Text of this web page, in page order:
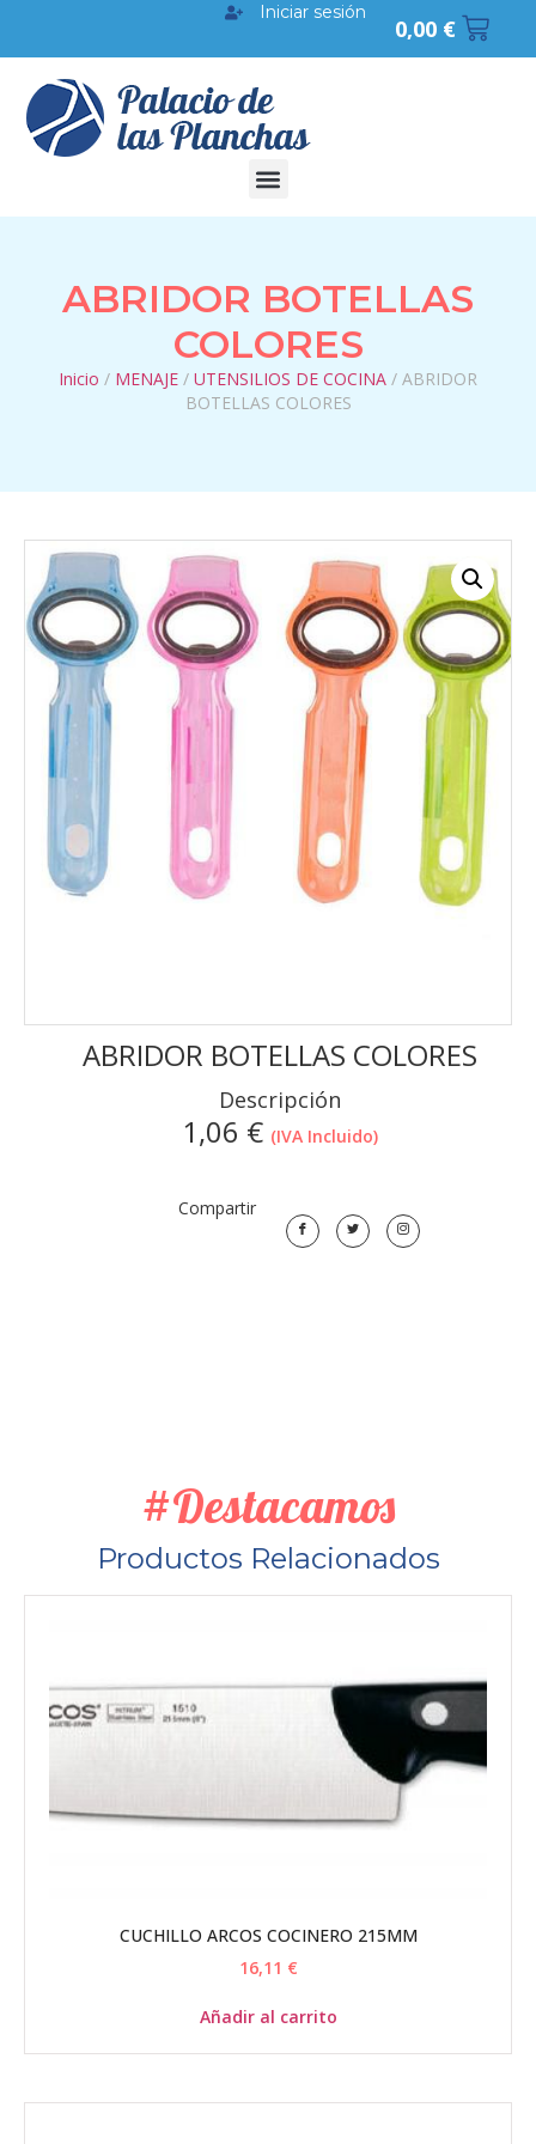
0,00 €
Iniciar sesión
ABRIDOR BOTELLAS
COLORES
Inicio / MENAJE / UTENSILIOS DE COCINA / ABRIDOR
BOTELLAS COLORES
ABRIDOR BOTELLAS COLORES
Descripción
1,06 € (IVA Incluido)
Compartir
#Destacamos
Productos Relacionados
CUCHILLO ARCOS COCINERO 215MM
16,11 €
Añadir al carrito